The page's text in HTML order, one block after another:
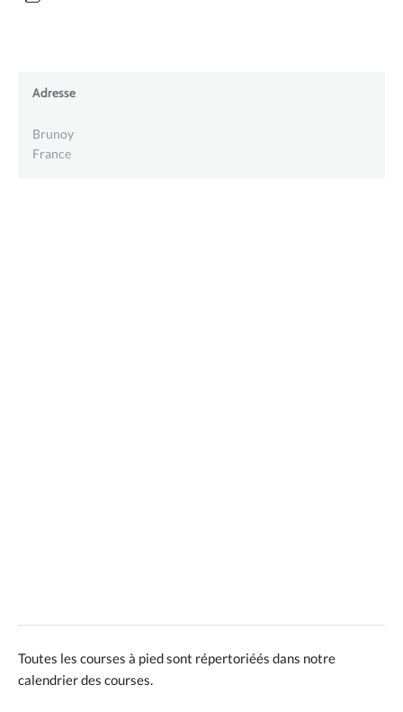
Adresse
Brunoy
France
Toutes les courses à pied sont répertoriéés dans notre
calendrier des courses.